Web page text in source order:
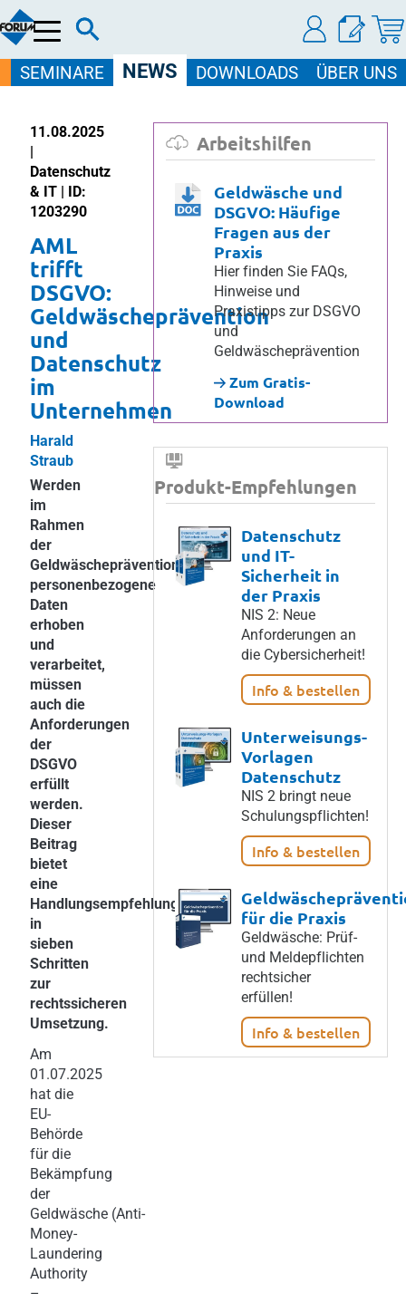
Menü
SEMINARE NEWS DOWNLOADS ÜBER UNS
11.08.2025
|
Datenschutz
& IT | ID:
1203290
AML
trifft
DSGVO:
Geldwäscheprävention
und
Datenschutz
im
Unternehmen
Harald
Straub
Werden
im
Rahmen
der
Geldwäscheprävention
personenbezogene
Daten
erhoben
und
verarbeitet,
müssen
auch die
Anforderungen
der
DSGVO
erfüllt
werden.
Dieser
Beitrag
bietet
eine
Handlungsempfehlung
in
sieben
Schritten
zur
rechtssicheren
Umsetzung.
Am
01.07.2025
hat die
EU-
Behörde
für die
Bekämpfung
der
Geldwäsche (Anti-
Money-
Laundering
Authority
–
Arbeitshilfen
Geldwäsche und
DSGVO: Häufige
Fragen aus der
Praxis
Hier finden Sie FAQs,
Hinweise und
Praxistipps zur DSGVO
und
Geldwäscheprävention
Zum Gratis-
Download
Produkt-Empfehlungen
Datenschutz
und IT-
Sicherheit in
der Praxis
NIS 2: Neue
Anforderungen an
die Cybersicherheit!
Info & bestellen
Unterweisungs-
Vorlagen
Datenschutz
NIS 2 bringt neue
Schulungspflichten!
Info & bestellen
für die Praxis
Geldwäsche: Prüf-
und Meldepflichten
rechtsicher
erfüllen!
Info & bestellen